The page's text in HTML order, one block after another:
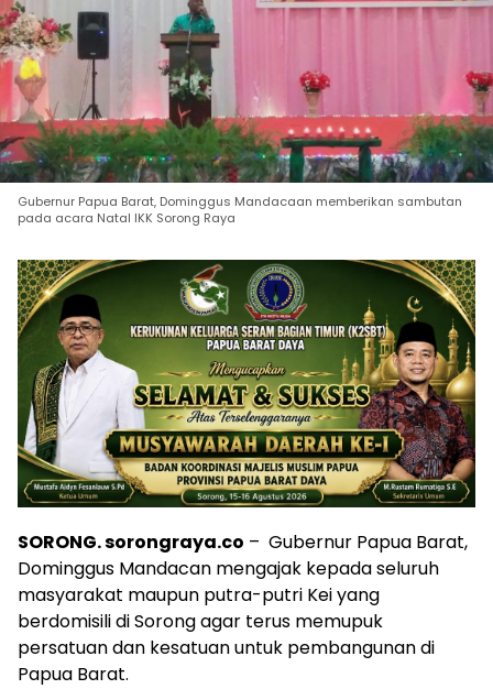
Gubernur Papua Barat, Dominggus Mandacaan memberikan sambutan
pada acara Natal IKK Sorong Raya
SORONG. sorongraya.co – Gubernur Papua Barat,
Dominggus Mandacan mengajak kepada seluruh
masyarakat maupun putra-putri Kei yang
berdomisili di Sorong agar terus memupuk
persatuan dan kesatuan untuk pembangunan di
Papua Barat.